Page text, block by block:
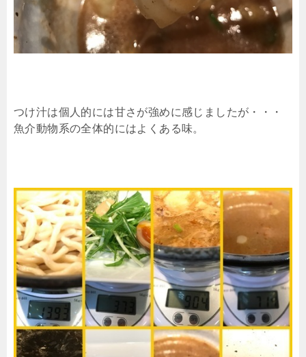
つけ汁は個人的には甘さが強めに感じましたが・・・
魚介動物系の全体的にはよくある味。